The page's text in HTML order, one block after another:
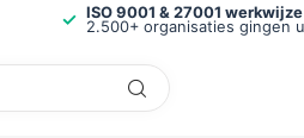
ISO 9001 & 27001 werkwijze
2.500+ organisaties gingen